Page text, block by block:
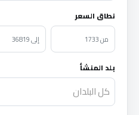
نطاق السعر
أقل سعر
أعلى سعر
بلد المنشأ
كل البلدان